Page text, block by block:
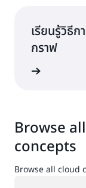
เรียนรู้วิธีก
กราฟ
Browse
concepts
Browse all cloud